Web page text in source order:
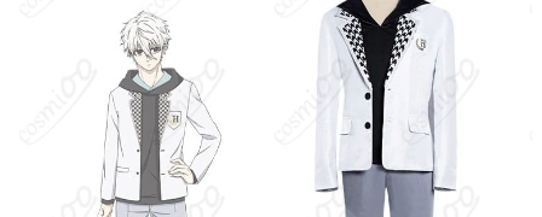
発送予定
加工に7～15営業日、配送に5～7営業日
（※土日祝除く）、合計で12～22営業日程
度でお届け
支払い方法
クレジットカード（VISA、Master、JCB、
Discover、AMERICAN EXPRESS）、
PayPal、銀行振込